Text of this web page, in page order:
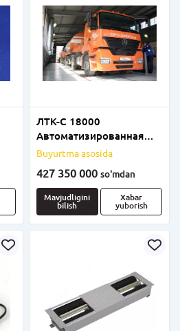
ЛТК-С 18000
Автоматизированная
универсальная линия
для легковых, грузовых
большегрузных
автомобилей, а также
Buyurtma asosida
427 350 000 so'mdan
Mavjudligini
bilish
Xabar
yuborish